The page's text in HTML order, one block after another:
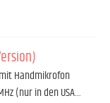
Handmikrofon
(nur in den USA…